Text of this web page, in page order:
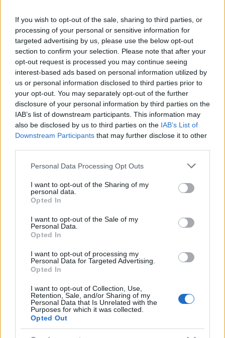
If you wish to opt-out of the sale, sharing to third parties, or
processing of your personal or sensitive information for
targeted advertising by us, please use the below opt-out
section to confirm your selection. Please note that after your
opt-out request is processed you may continue seeing
interest-based ads based on personal information utilized by
us or personal information disclosed to third parties prior to
your opt-out. You may separately opt-out of the further
disclosure of your personal information by third parties on the
IAB’s list of downstream participants. This information may
also be disclosed by us to third parties on the IAB’s List of
Downstream Participants that may further disclose it to other
Please note that this website/app uses one or more Google
not limited to your visit or usage behaviour. You may click to
grant or deny consent to Google and its third-party tags to
use your data for below specified purposes in below Google
consent section.
Personal Data Processing Opt Outs
I want to opt-out of the Sharing of my
personal data.
Opted In
I want to opt-out of the Sale of my
Personal Data.
Opted In
I want to opt-out of processing my
Personal Data for Targeted Advertising.
Opted In
I want to opt-out of Collection, Use,
Retention, Sale, and/or Sharing of my
Personal Data that Is Unrelated with the
Purposes for which it was collected.
Opted Out
Continua a leggere
Festival estivi a Milano: musica, arte e inclusione nei
quartieri
Edoardo Marchesi · 6 Ago 2026
CONCERTI